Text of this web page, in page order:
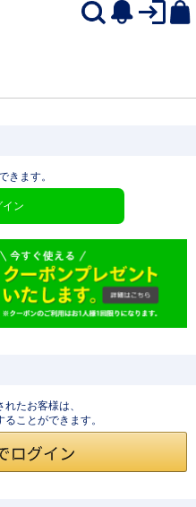
きます。
イン
たお客様は、
ことができます。